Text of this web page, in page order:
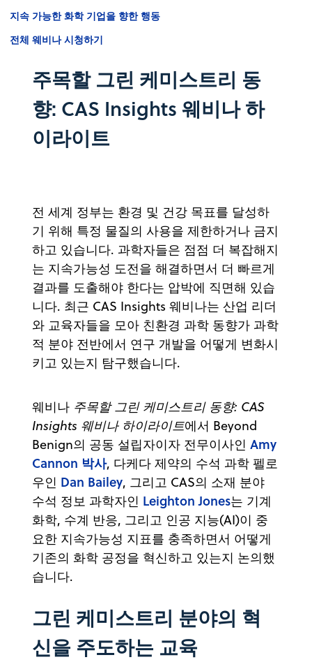
지속 가능한 화학 기업을 향한 행동
전체 웨비나 시청하기
주목할 그린 케미스트리 동
향: CAS Insights 웨비나 하
이라이트
전 세계 정부는 환경 및 건강 목표를 달성하
기 위해 특정 물질의 사용을 제한하거나 금지
하고 있습니다. 과학자들은 점점 더 복잡해지
는 지속가능성 도전을 해결하면서 더 빠르게
결과를 도출해야 한다는 압박에 직면해 있습
니다. 최근 CAS Insights 웨비나는 산업 리더
와 교육자들을 모아 친환경 과학 동향가 과학
적 분야 전반에서 연구 개발을 어떻게 변화시
키고 있는지 탐구했습니다.
웨비나 주목할 그린 케미스트리 동향: CAS
Insights 웨비나 하이라이트에서 Beyond
Benign의 공동 설립자이자 전무이사인 Amy
Cannon 박사, 다케다 제약의 수석 과학 펠로
우인 Dan Bailey, 그리고 CAS의 소재 분야
수석 정보 과학자인 Leighton Jones는 기계
화학, 수계 반응, 그리고 인공 지능(AI)이 중
요한 지속가능성 지표를 충족하면서 어떻게
기존의 화학 공정을 혁신하고 있는지 논의했
습니다.
그린 케미스트리 분야의 혁
신을 주도하는 교육